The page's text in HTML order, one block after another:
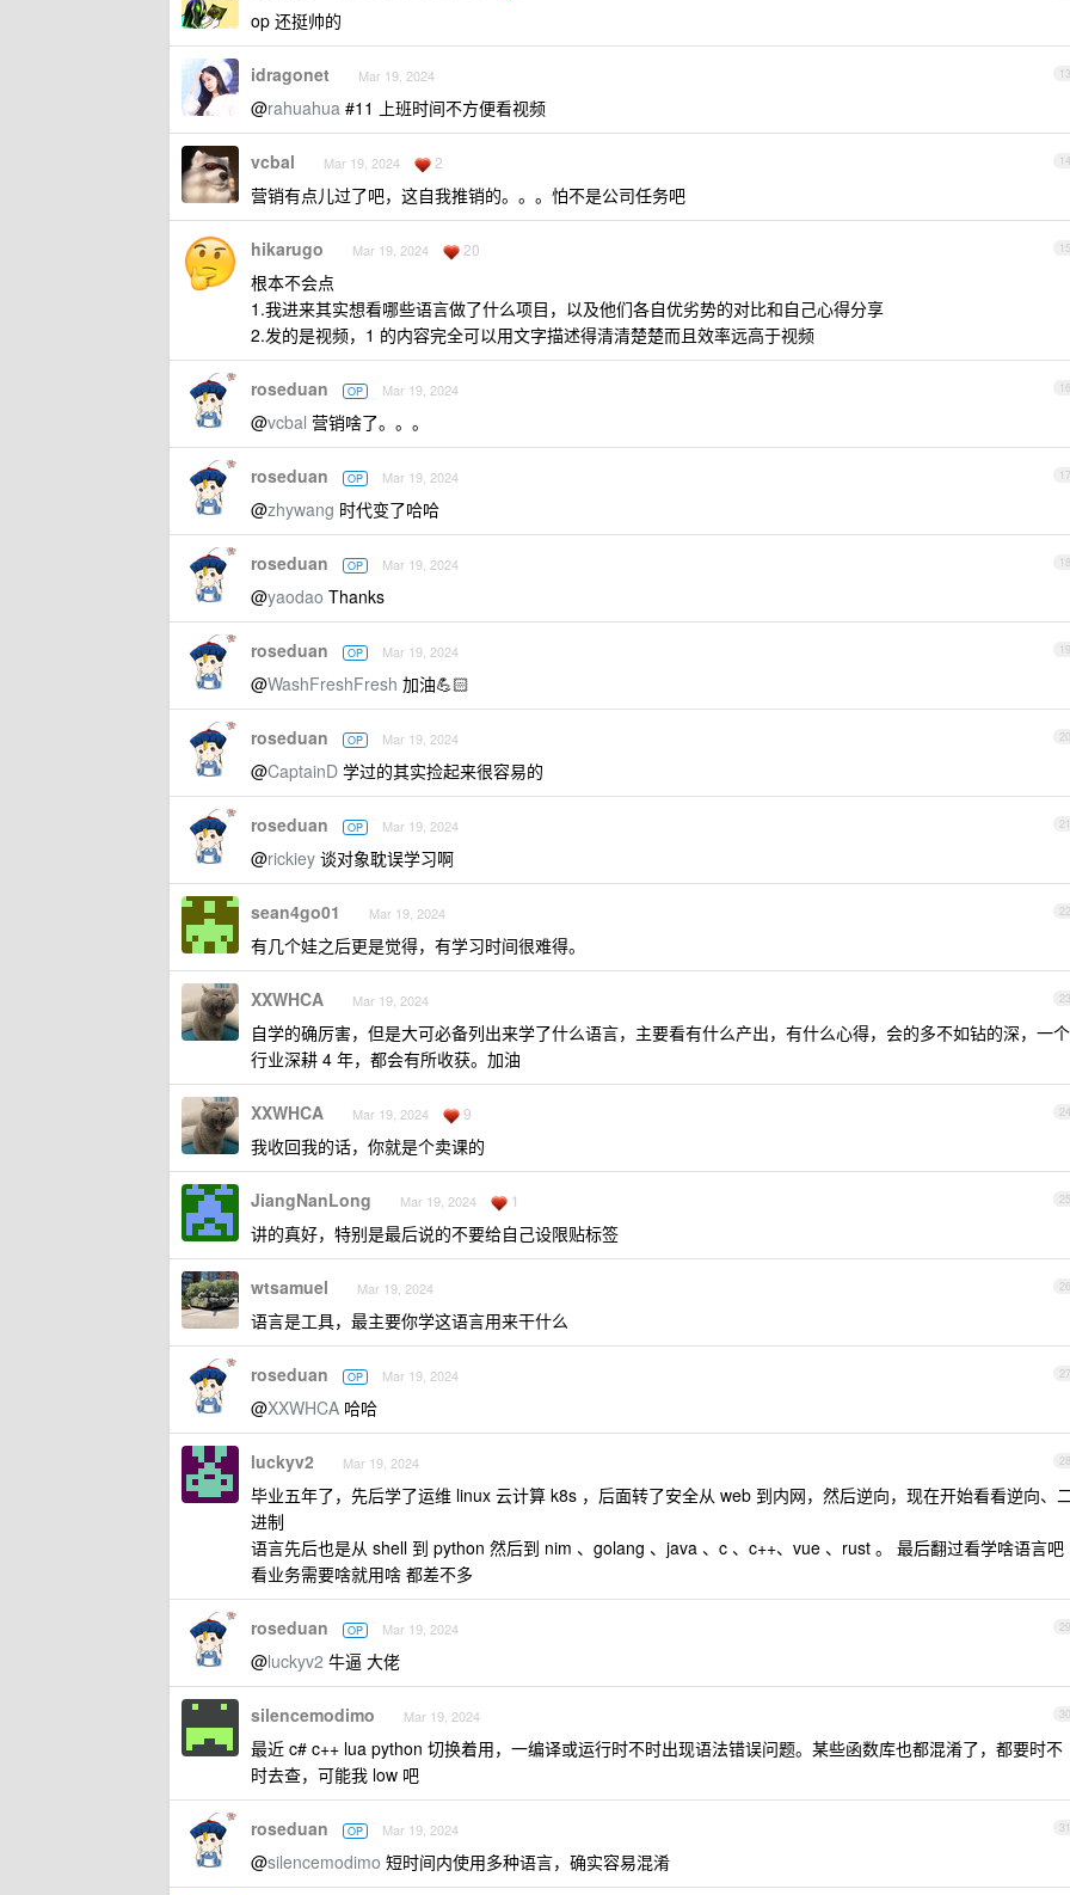
op 还挺帅的
13
idragonet Mar 19, 2024
@rahuahua #11 上班时间不方便看视频
14
vcbal Mar 19, 2024 2
营销有点儿过了吧，这自我推销的。。。怕不是公司任务吧
15
hikarugo Mar 19, 2024 20
根本不会点
1.我进来其实想看哪些语言做了什么项目，以及他们各自优劣势的对比和自己心得分享
2.发的是视频，1 的内容完全可以用文字描述得清清楚楚而且效率远高于视频
16
roseduan OP Mar 19, 2024
@vcbal 营销啥了。。。
17
roseduan OP Mar 19, 2024
@zhywang 时代变了哈哈
18
roseduan OP Mar 19, 2024
@yaodao Thanks
19
roseduan OP Mar 19, 2024
@WashFreshFresh 加油💪🏻
20
roseduan OP Mar 19, 2024
@CaptainD 学过的其实捡起来很容易的
21
roseduan OP Mar 19, 2024
@rickiey 谈对象耽误学习啊
22
sean4go01 Mar 19, 2024
有几个娃之后更是觉得，有学习时间很难得。
23
XXWHCA Mar 19, 2024
自学的确厉害，但是大可必备列出来学了什么语言，主要看有什么产出，有什么心得，会的多不如钻的深，一个
行业深耕 4 年，都会有所收获。加油
24
XXWHCA Mar 19, 2024 9
我收回我的话，你就是个卖课的
25
JiangNanLong Mar 19, 2024 1
讲的真好，特别是最后说的不要给自己设限贴标签
26
wtsamuel Mar 19, 2024
语言是工具，最主要你学这语言用来干什么
27
roseduan OP Mar 19, 2024
@XXWHCA 哈哈
28
luckyv2 Mar 19, 2024
毕业五年了，先后学了运维 linux 云计算 k8s ，后面转了安全从 web 到内网，然后逆向，现在开始看看逆向、
进制
语言先后也是从 shell 到 python 然后到 nim 、golang 、java 、c 、c++、vue 、rust 。 最后翻过看学啥语言吧
看业务需要啥就用啥 都差不多
29
roseduan OP Mar 19, 2024
@luckyv2 牛逼 大佬
30
silencemodimo Mar 19, 2024
最近 c# c++ lua python 切换着用，一编译或运行时不时出现语法错误问题。某些函数库也都混淆了，都要时不
时去查，可能我 low 吧
31
roseduan OP Mar 19, 2024
@silencemodimo 短时间内使用多种语言，确实容易混淆